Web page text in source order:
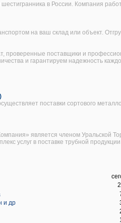
в России. Компания
на ваш склад или объект.
проверенные поставщики и
и гарантируем надежность
поставки сортового
является членом Уральской
услуг в поставке трубной
и др